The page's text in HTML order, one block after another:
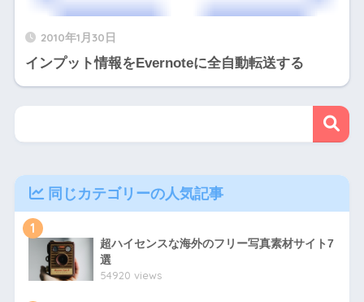
2010年1月30日
インプット情報をEvernoteに全自動転送する
同じカテゴリーの人気記事
1
超ハイセンスな海外のフリー写真素材サイト7
選
54920 views